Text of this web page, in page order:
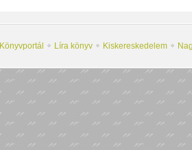
Könyvportál Líra könyv Kiskereskedelem